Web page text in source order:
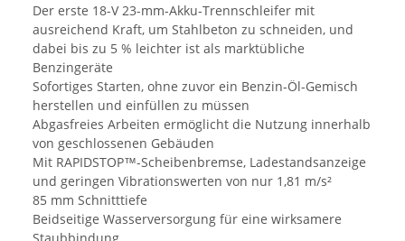
Der erste 18-V 23-mm-Akku-Trennschleifer mit
ausreichend Kraft, um Stahlbeton zu schneiden, und
dabei bis zu 5 % leichter ist als marktübliche
Benzingeräte
Sofortiges Starten, ohne zuvor ein Benzin-Öl-Gemisch
herstellen und einfüllen zu müssen
Abgasfreies Arbeiten ermöglicht die Nutzung innerhalb
von geschlossenen Gebäuden
Mit RAPIDSTOP™-Scheibenbremse, Ladestandsanzeige
und geringen Vibrationswerten von nur 1,81 m/s²
85 mm Schnitttiefe
Beidseitige Wasserversorgung für eine wirksamere